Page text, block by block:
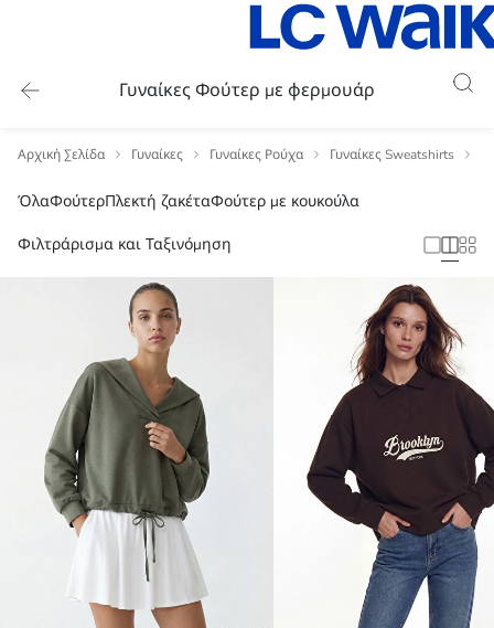
Γυναίκες Φούτερ με φερμουάρ
Αρχική Σελίδα Γυναίκες Γυναίκες Ρούχα Γυναίκες Sweatshirts
ΌλαΦούτερΠλεκτή ζακέταΦούτερ με κουκούλα
Φιλτράρισμα και Ταξινόμηση